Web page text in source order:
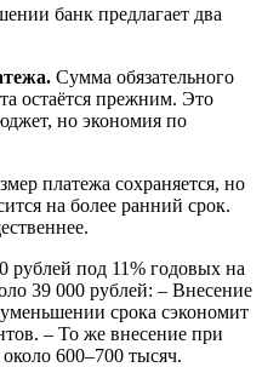
банк предлагает два
Сумма обязательного
остаётся прежним. Это
но экономия по
платежа сохраняется, но
на более ранний срок.
рублей под 11% годовых на
39 000 рублей: – Внесение
срока сэкономит
– То же внесение при
600–700 тысяч.